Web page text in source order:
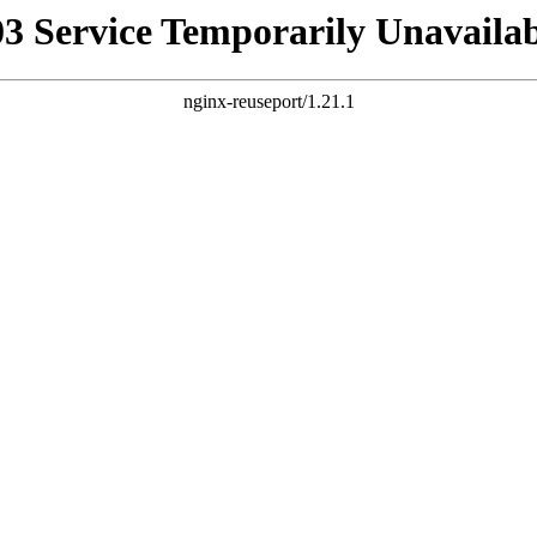
Service Temporarily
nginx-reuseport/1.21.1